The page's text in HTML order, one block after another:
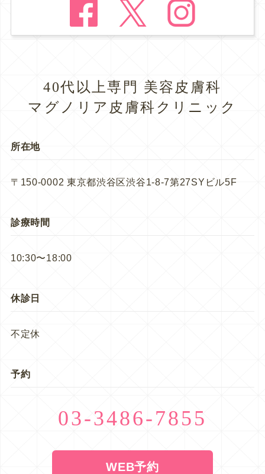
40代以上専門 美容皮膚科
マグノリア皮膚科クリニック
所在地
〒150-0002 東京都渋谷区渋谷1-8-7第27SYビル5F
診療時間
10:30〜18:00
休診日
不定休
予約
03-3486-7855
WEB予約